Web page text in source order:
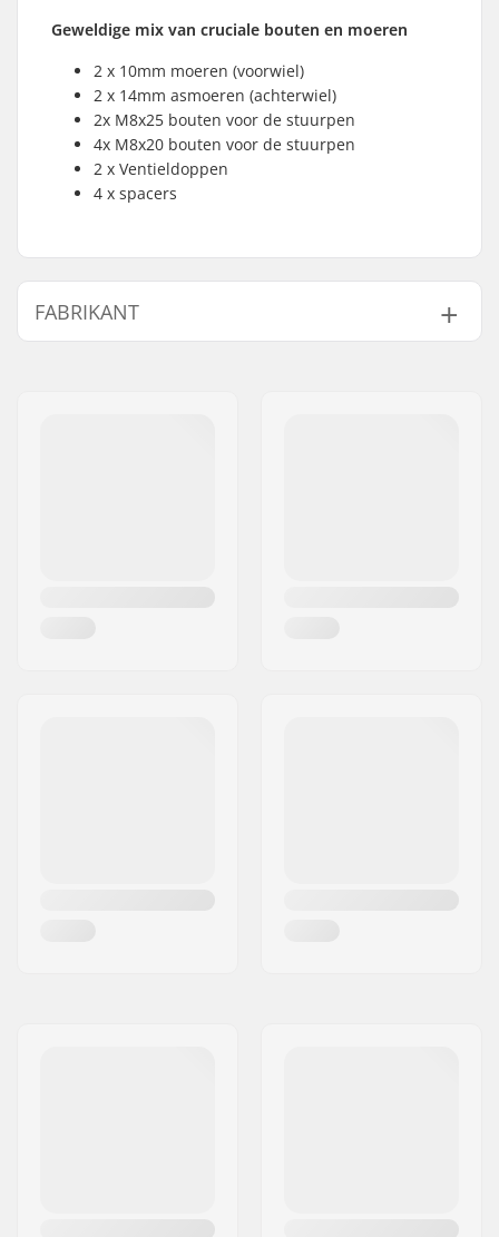
Geweldige mix van cruciale bouten en moeren
2 x 10mm moeren (voorwiel)
2 x 14mm asmoeren (achterwiel)
2x M8x25 bouten voor de stuurpen
4x M8x20 bouten voor de stuurpen
2 x Ventieldoppen
4 x spacers
FABRIKANT